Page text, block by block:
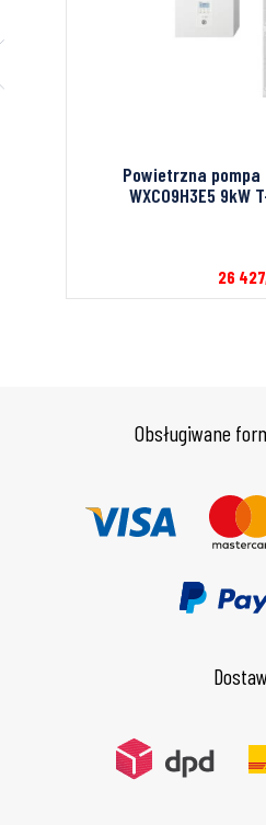
Powietrzna pompa
WXC09H3E5 9kW
26
Obsługiwane